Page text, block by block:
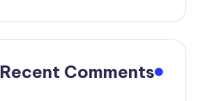
Recent Comments